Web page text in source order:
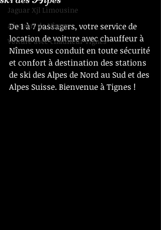
Jaguar Xjl Limousine
aéroport de Nîmes
Voiture avec chauffeur Tignes
De 1 à 7 passagers, votre service de
location de voiture avec chauffeur à
Nîmes vous conduit en toute sécurité
et confort à destination des stations
de ski des Alpes de Nord au Sud et des
Alpes Suisse. Bienvenue à Tignes !